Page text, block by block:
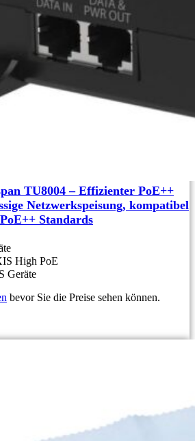
TU8004 – Effizienter PoE++
Netzwerkspeisung, kompatibel
Standards
High PoE
Geräte
bevor Sie die Preise sehen können.